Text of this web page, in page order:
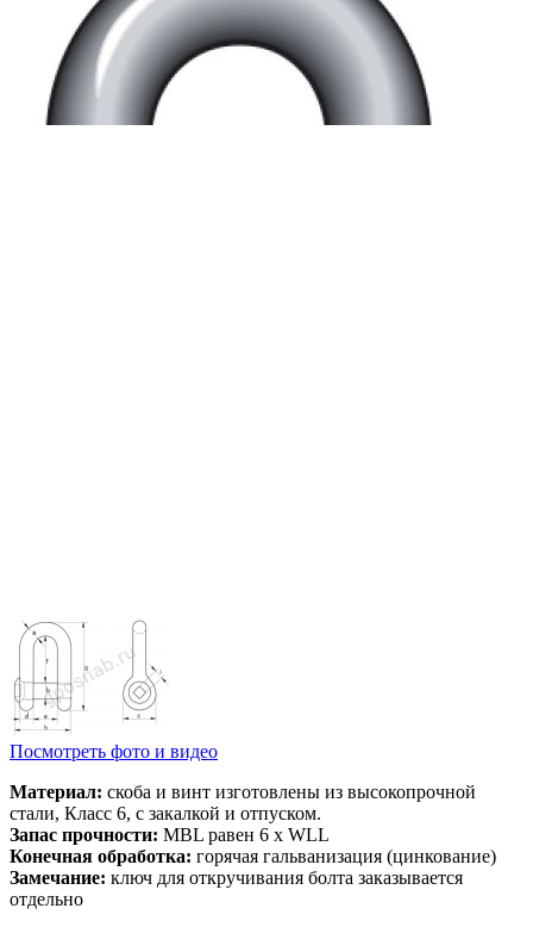
Посмотреть фото и видео
Материал: скоба и винт изготовлены из высокопрочной
стали, Класс 6, с закалкой и отпуском.
Запас прочности: MBL равен 6 x WLL
Конечная обработка: горячая гальванизация (цинкование)
Замечание: ключ для откручивания болта заказывается
отдельно